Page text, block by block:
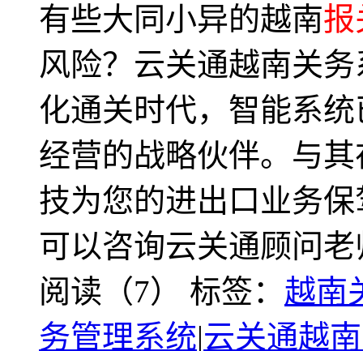
有些大同小异的越南报
风险？云关通越南关
化通关时代，智能系
经营的战略伙伴。与
技为您的进出口业务
可以咨询云关通顾问
阅读（7） 标签： 越南
务管理系统|云关通越